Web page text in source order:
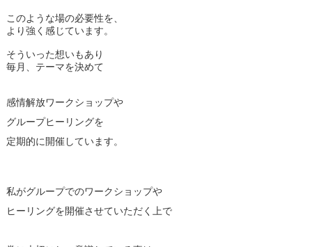
このような場の必要性を、
より強く感じています。
そういった想いもあり
毎月、テーマを決めて
感情解放ワークショップや
グループヒーリングを
定期的に開催しています。
私がグループでのワークショップや
ヒーリングを開催させていただく上で